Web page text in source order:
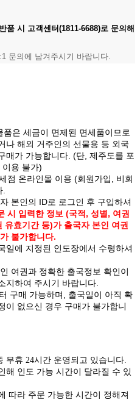
품 시 고객센터(1811-6688)로 문의해
문의에 남겨주시기 바랍니다.
은 세금이 면제된 면세품이므로
나 해외 거주인의 선물용 등 외국
매가 가능합니다. (단, 제주도를 포
용 불가)
점 온라인몰 이용 (회원가입, 비회
본인의 ID로 로그인 후 구입하셔
시 입력한 정보 (국적, 성별, 여권
효기간 등)가 출국자 본인 여권
불가합니다.
일에 지정된 인도장에서 수령하셔
여권과 정확한 출국정보 확인이
지하여 주시기 바랍니다.
구매 가능하며, 출국일이 아직 확
이 없으신 경우 구매가 불가합니
무휴 24시간 운영되고 있습니다.
해 인도 가능 시간이 달라질 수 있
따라 주문 가능한 시간이 정해져